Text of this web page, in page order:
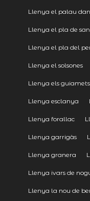
Llenya el palau
Llenya el pla de
Llenya el pla del
Llenya el solsones
Llenya els guiamets
Llenya esclanya
Llenya forallac
Llenya garrigàs
Llenya granera
Llenya ivars de
Llenya la nou de